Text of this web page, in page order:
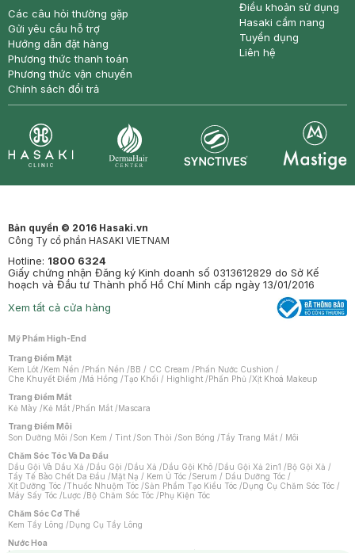
Các câu hỏi thường gặp
Gửi yêu cầu hỗ trợ
Hướng dẫn đặt hàng
Phương thức thanh toán
Phương thức vận chuyển
Chính sách đổi trả
Điều khoản sử dụng
Hasaki cẩm nang
Tuyển dụng
Liên hệ
Bản quyền © 2016 Hasaki.vn
Công Ty cổ phần HASAKI VIETNAM
Hotline: 1800 6324
Giấy chứng nhận Đăng ký Kinh doanh số 0313612829 do Sở Kế
hoạch và Đầu tư Thành phố Hồ Chí Minh cấp ngày 13/01/2016
Xem tất cả cửa hàng
Mỹ Phẩm High-End
Trang Điểm Mặt
Kem Lót /Kem Nền /Phấn Nền /BB / CC Cream /Phấn Nước Cushion /
Che Khuyết Điểm /Má Hồng /Tạo Khối / Highlight /Phấn Phủ /Xịt Khoá Makeup
Trang Điểm Mắt
Kẻ Mày /Kẻ Mắt /Phấn Mắt /Mascara
Trang Điểm Môi
Son Dưỡng Môi /Son Kem / Tint /Son Thỏi /Son Bóng /Tẩy Trang Mắt / Môi
Chăm Sóc Tóc Và Da Đầu
Dầu Gội Và Dầu Xả /Dầu Gội /Dầu Xả /Dầu Gội Khô /Dầu Gội Xả 2in1 /Bộ Gội Xả /
Tẩy Tế Bào Chết Da Đầu /Mặt Nạ / Kem Ủ Tóc /Serum / Dầu Dưỡng Tóc /
Xịt Dưỡng Tóc /Thuốc Nhuộm Tóc /Sản Phẩm Tạo Kiểu Tóc /Dụng Cụ Chăm Sóc Tóc /
Máy Sấy Tóc /Lược /Bộ Chăm Sóc Tóc /Phụ Kiện Tóc
Chăm Sóc Cơ Thể
Kem Tẩy Lông /Dụng Cụ Tẩy Lông
Nước Hoa